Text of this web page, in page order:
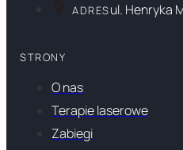
ADRESul. Henryka
STRONY
O nas
Terapie laserowe
Zabiegi